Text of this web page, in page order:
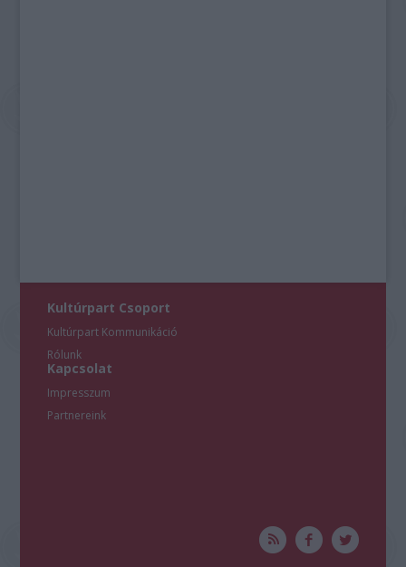
Kultúrpart Csoport
Kultúrpart Kommunikáció
Rólunk
Kapcsolat
Impresszum
Partnereink